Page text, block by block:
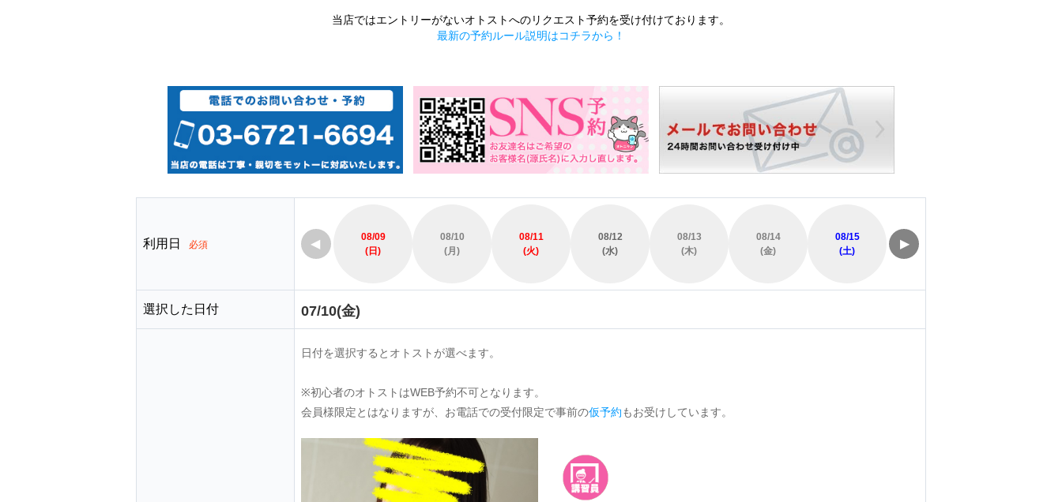
当店ではエントリーがないオトストへのリクエスト予約を受け付けております。
最新の予約ルール説明はコチラから！
利用日 必須 ◀
08/09
(日)
08/10
(月)
08/11
(火)
08/12
(水)
08/13
(木)
08/14
(金)
08/15
(土)
08/16
(日)
▶
選択した日付 07/10(金)
日付を選択するとオトストが選べます。
※初心者のオトストはWEB予約不可となります。
会員様限定とはなりますが、お電話での受付限定で事前の仮予約もお受けしています。